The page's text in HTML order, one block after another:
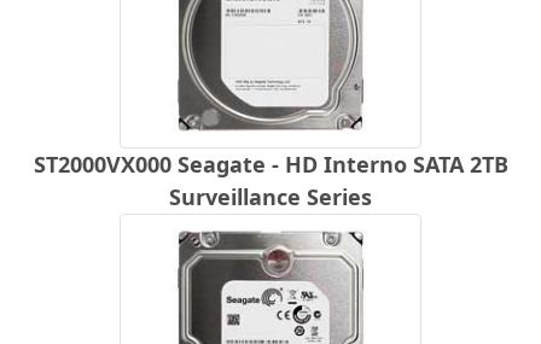
ST2000VX000 Seagate - HD Interno SATA 2TB
Surveillance Series